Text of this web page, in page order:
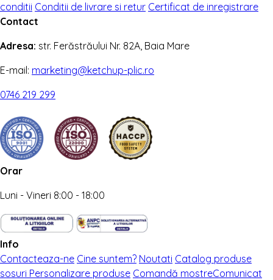
conditii Conditii de livrare si retur Certificat de inregistrare
Contact
Adresa: str. Ferăstrăului Nr. 82A, Baia Mare
E-mail: marketing@ketchup-plic.ro
0746 219 299
Orar
Luni - Vineri 8:00 - 18:00
Info
Contacteaza-ne Cine suntem? Noutati Catalog produse
sosuri Personalizare produse Comandă mostreComunicat